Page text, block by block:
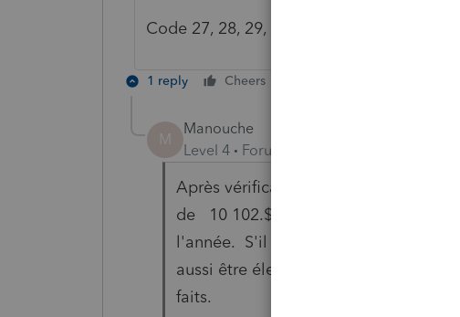
Code 27, 28, 29, ou 31, dans Profile
1 reply Cheers
M
Manouche
Level 4
Forum|Forum|6 years ago
Après vérification avec RQ, il faut
de 10 102.$ de SRG et aussi la
l'année. S'il n'a pas eu la gratuité,
aussi être élevé parce que des
faits.